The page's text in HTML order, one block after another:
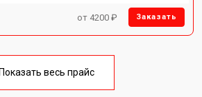
от 4200 ₽ Заказать
Показать весь прайс